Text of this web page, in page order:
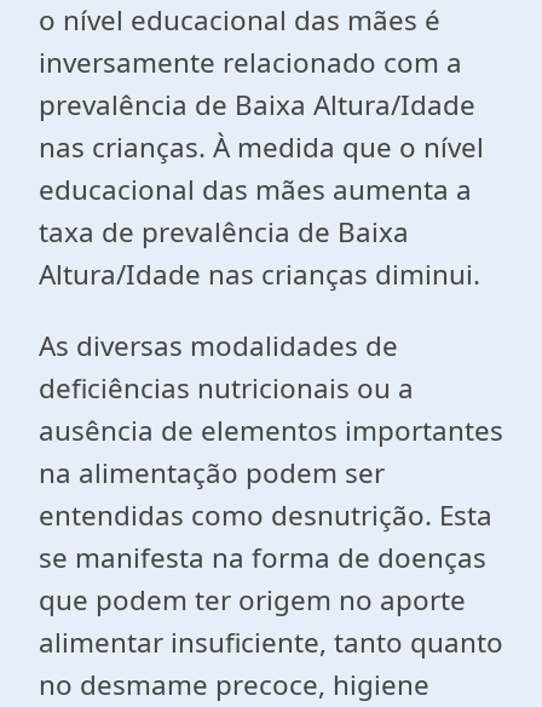
o nível educacional das mães é
inversamente relacionado com a
prevalência de Baixa Altura/Idade
nas crianças. À medida que o nível
educacional das mães aumenta a
taxa de prevalência de Baixa
Altura/Idade nas crianças diminui.
As diversas modalidades de
deficiências nutricionais ou a
ausência de elementos importantes
na alimentação podem ser
entendidas como desnutrição. Esta
se manifesta na forma de doenças
que podem ter origem no aporte
alimentar insuficiente, tanto quanto
no desmame precoce, higiene